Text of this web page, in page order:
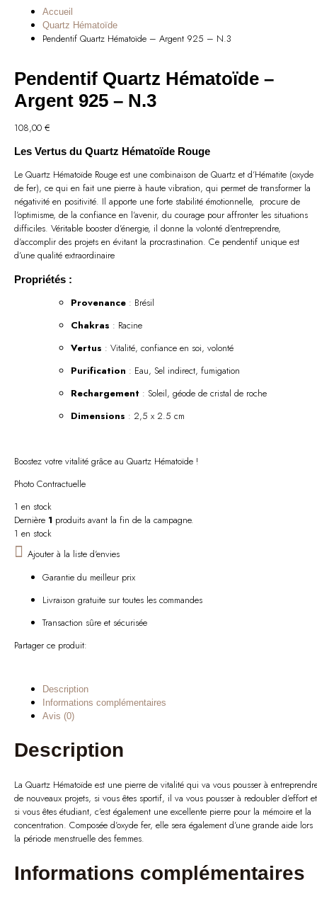
Accueil
Quartz Hématoïde
Pendentif Quartz Hématoïde – Argent 925 – N.3
Pendentif Quartz Hématoïde –
Argent 925 – N.3
108,00 €
Les Vertus du Quartz Hématoïde Rouge
Le Quartz Hématoïde Rouge est une combinaison de Quartz et d’Hématite (oxyde
de fer), ce qui en fait une pierre à haute vibration, qui permet de transformer la
négativité en positivité. Il apporte une forte stabilité émotionnelle, procure de
l’optimisme, de la confiance en l’avenir, du courage pour affronter les situations
difficiles. Véritable booster d’énergie, il donne la volonté d’entreprendre,
d’accomplir des projets en évitant la procrastination. Ce pendentif unique est
d’une qualité extraordinaire
Propriétés :
Provenance : Brésil
Chakras : Racine
Vertus : Vitalité, confiance en soi, volonté
Purification : Eau, Sel indirect, fumigation
Rechargement : Soleil, géode de cristal de roche
Dimensions : 2,5 x 2.5 cm
Boostez votre vitalité grâce au Quartz Hématoïde !
Photo Contractuelle
1 en stock
Dernière 1 produits avant la fin de la campagne.
1 en stock
Ajouter à la liste d'envies
Garantie du meilleur prix
Livraison gratuite sur toutes les commandes
Transaction sûre et sécurisée
Partager ce produit:
Description
Informations complémentaires
Avis (0)
Description
La Quartz Hématoïde est une pierre de vitalité qui va vous pousser à
de nouveaux projets, si vous êtes sportif, il va vous pousser à redoubler d’effort et
si vous êtes étudiant, c’est également une excellente pierre pour la mémoire et la
concentration. Composée d’oxyde fer, elle sera également d’une grande aide lors
la période menstruelle des femmes.
Informations complémentaires